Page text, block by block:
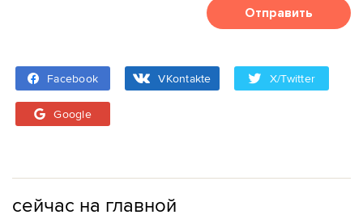
Отправить
Facebook VKontakte X/Twitter
Google
сейчас на главной